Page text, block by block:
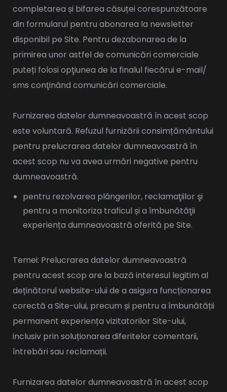
completarea și bifarea căsuței corespunzătoare
din formularul pentru abonarea la newsletter
disponibil pe Site. Pentru dezabonarea de la
primirea unor astfel de comunicări comerciale
puteți folosi opţiunea de la finalul fiecărui e-mail/
sms conţinând comunicări comerciale.
Furnizarea datelor dumneavoastră în acest scop
este voluntară. Refuzul furnizării consimțământului
pentru prelucrarea datelor dumneavoastră în
acest scop nu va avea urmări negative pentru
dumneavoastră.
pentru rezolvarea plângerilor, reclamaţiilor şi
pentru a monitoriza traficul și a îmbunătăţii
experiența dumneavoastră oferită pe Site.
Temei: Prelucrarea datelor dumneavoastră
pentru acest scop are la bază interesul legitim al
deținătorul website-ului de a asigura funcționarea
corectă a Site-ului, precum și pentru a îmbunătății
permanent experiența vizitatorilor Site-ului,
inclusiv prin soluționarea diferitelor comentarii,
întrebări sau reclamații.
Furnizarea datelor dumneavoastră în acest scop